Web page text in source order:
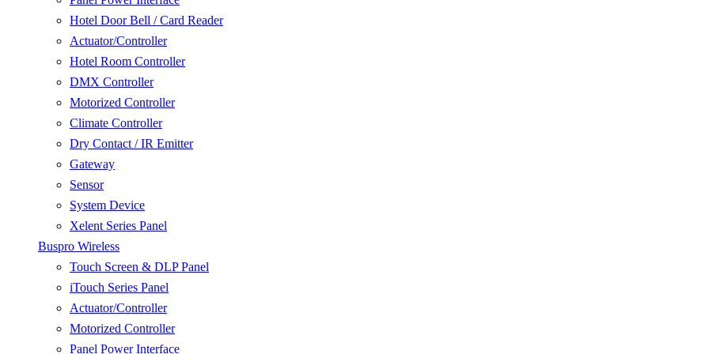
Hotel Door Bell / Card Reader
Actuator/Controller
Hotel Room Controller
DMX Controller
Motorized Controller
Climate Controller
Dry Contact / IR Emitter
Gateway
Sensor
System Device
Xelent Series Panel
Buspro Wireless
Touch Screen & DLP Panel
iTouch Series Panel
Actuator/Controller
Motorized Controller
Panel Power Interface